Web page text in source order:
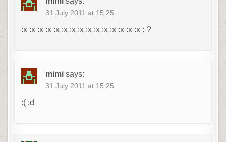
31 July 2011 at 15:25
:x :x :x :x :x :x :x :x :x :x :x :x :x :x :x :-?
mimi says:
31 July 2011 at 15:25
:( :d